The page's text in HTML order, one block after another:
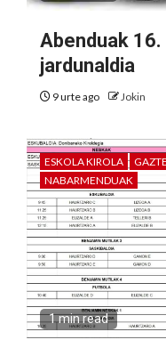
Abenduak
jardunaldia
9 urte ago Jokin
ESKOLA KIROLA
NABARMENDUAK
1 min read